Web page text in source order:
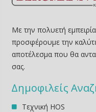
Με την πολυετή
προσφέρουμε την
αποτέλεσμα που θα
σας.
∆ημοφιλείς
Τεχνική HOS